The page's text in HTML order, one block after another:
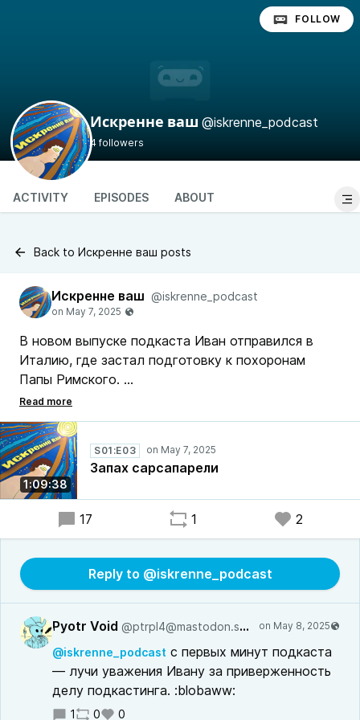
Искренне ваш @iskrenne_podcast
4 followers
FOLLOW
ACTIVITY EPISODES ABOUT
Back to Искренне ваш posts
Искренне ваш @iskrenne_podcast
В новом выпуске подкаста Иван отправился в
Италию, где застал подготовку к похоронам
Папы Римского.
Мы обсудили его впечатления от страны,
медиацентра Боинга, сервисов аренды
автомобилей и такси, Airbnb, работы eSIM через
Airalo. Иван поделился мыслями о кухне Италии и
рассказал, как поменял пищевые привычки за 1.5
года и как они помогли ему перенести
1:09:38
S01:E03
Запах сарсапарели
17 1 2
Reply to @iskrenne_podcast
Pyotr Void @ptrpl4@mastodon.social
@iskrenne_podcast с первых минут подкаста
— лучи уважения Ивану за приверженность
делу подкастинга. :blobaww:
1 0 0